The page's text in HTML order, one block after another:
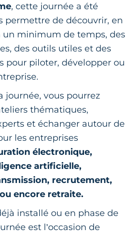
, cette journée a été
permettre de découvrir, en
un minimum de temps, des
des outils utiles et des
pour piloter, développer ou
journée, vous pourrez
thématiques,
et échanger autour de
les entreprises
électronique,
artificielle,
recrutement,
encore retraite.
installé ou en phase de
est l’occasion de